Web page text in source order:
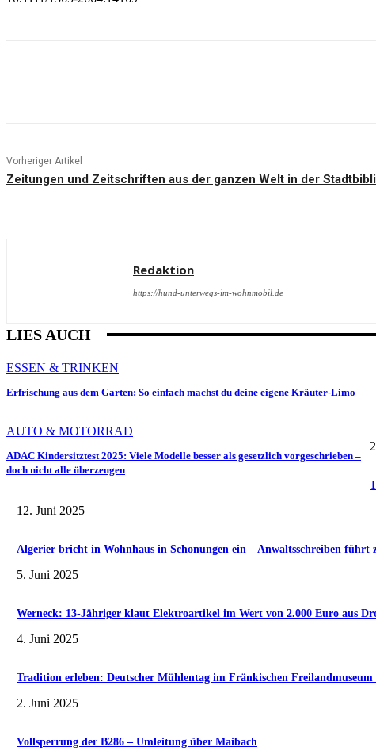
Vorheriger Artikel
Zeitungen und Zeitschriften aus der ganzen Welt in der
Redaktion
https://hund-unterwegs-im-wohnmobil.de
LIES AUCH
ESSEN & TRINKEN
Erfrischung aus dem Garten: So einfach machst du deine eigene Kräuter-Limo
AUTO & MOTORRAD
ADAC Kindersitztest 2025: Viele Modelle besser als gesetzlich vorgeschrieben –
doch nicht alle überzeugen
12. Juni 2025
Algerier bricht in Wohnhaus in Schonungen ein – Anwaltsschreiben führt
5. Juni 2025
Werneck: 13-Jähriger klaut Elektroartikel im Wert von 2.000 Euro aus
4. Juni 2025
Tradition erleben: Deutscher Mühlentag im Fränkischen
2. Juni 2025
Vollsperrung der B286 – Umleitung über Maibach